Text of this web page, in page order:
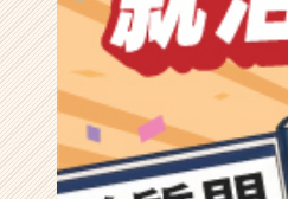
企
業
か
ら
カ
ウ
ト